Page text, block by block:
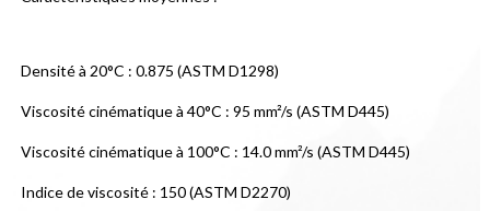
Densité à 20°C : 0.875 (ASTM D1298)
Viscosité cinématique à 40°C : 95 mm²/s (ASTM D445)
Viscosité cinématique à 100°C : 14.0 mm²/s (ASTM D445)
Indice de viscosité : 150 (ASTM D2270)